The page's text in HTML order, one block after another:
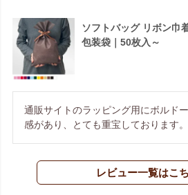
ソフトバッグ リボン巾
包装袋｜50枚入～
通販サイトのラッピング用にボルド
感があり、とても重宝しております。
レビュー一覧はこ